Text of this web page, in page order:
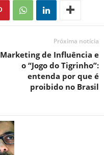
Próxima notícia
Marketing de Influência e
o “Jogo do Tigrinho”:
entenda por que é
proibido no Brasil